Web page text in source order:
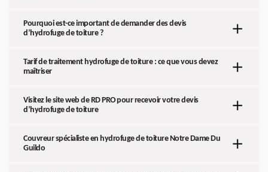
Pourquoi est-ce important de demander des devis
d’hydrofuge de toiture ?
Tarif de traitement hydrofuge de toiture : ce que vous devez
maîtriser
Visitez le site web de RD PRO pour recevoir votre devis
d’hydrofuge de toiture
Couvreur spécialiste en hydrofuge de toiture Notre Dame Du
Guildo